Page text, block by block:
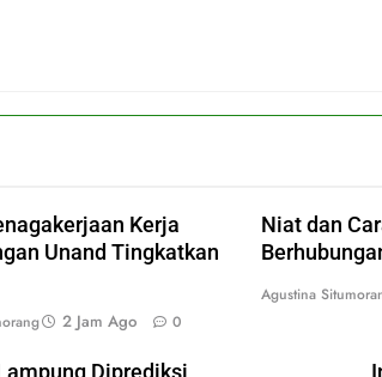
Kerja
Unand Tingkatkan
2 Jam Ago 0
Niat dan
Agustina
Diprediksi